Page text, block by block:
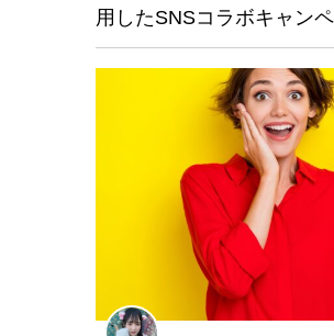
用したSNSコラボキャン